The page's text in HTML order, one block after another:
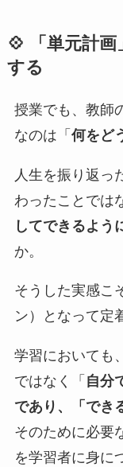
💠
「単元計
する
授業でも、教師
なのは「 何をど
人生を振り返っ
わったことでは
してできるよう
か。
そうした実感こ
ン）となって定
学習においても
ではなく「 自分
であり、「でき
そのために必要
を学習者に身に